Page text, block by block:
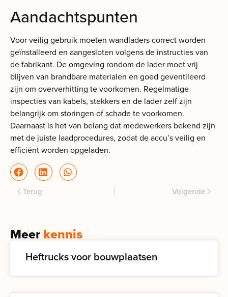
Aandachtspunten
Voor veilig gebruik moeten wandladers correct worden
geïnstalleerd en aangesloten volgens de instructies van
de fabrikant. De omgeving rondom de lader moet vrij
blijven van brandbare materialen en goed geventileerd
zijn om oververhitting te voorkomen. Regelmatige
inspecties van kabels, stekkers en de lader zelf zijn
belangrijk om storingen of schade te voorkomen.
Daarnaast is het van belang dat medewerkers bekend zijn
met de juiste laadprocedures, zodat de accu’s veilig en
efficiënt worden opgeladen.
Terug Volgende
Meerkennis
Heftrucks voor bouwplaatsen